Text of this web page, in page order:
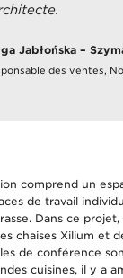
Jabłońska –
des ventes,
comprend un
de travail
Dans ce
chaises Xilium et
de conférence
cuisines, il y a